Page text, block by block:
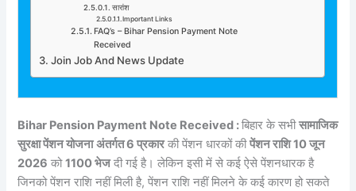
सारांश
Important Links
FAQ’s – Bihar Pension Payment Note
Received
Join Job And News Update
Bihar Pension Payment Note Received :बिहार के सभीसामाजिक
सुरक्षा पेंशन योजना अंतर्गत 6 प्रकारकी पेंशन धारकों कीपेंशन राशि 10 जून
2026 को1100 भेजदी गई है। लेकिन इसी में से कई ऐसे पेंशनधारक है
जिनको पेंशन राशि नहीं मिली है, पेंशन राशि नहीं मिलने के कई कारण हो सकते